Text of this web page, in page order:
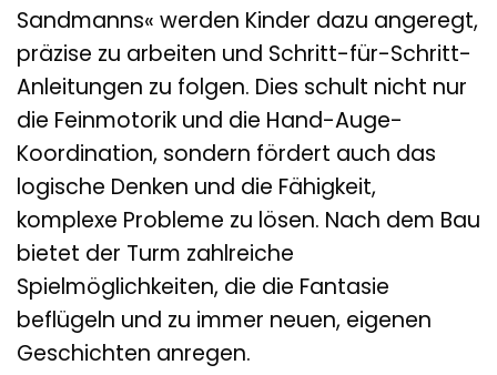
Sandmanns« werden Kinder dazu angeregt,
präzise zu arbeiten und Schritt-für-Schritt-
Anleitungen zu folgen. Dies schult nicht nur
die Feinmotorik und die Hand-Auge-
Koordination, sondern fördert auch das
logische Denken und die Fähigkeit,
komplexe Probleme zu lösen. Nach dem Bau
bietet der Turm zahlreiche
Spielmöglichkeiten, die die Fantasie
beflügeln und zu immer neuen, eigenen
Geschichten anregen.